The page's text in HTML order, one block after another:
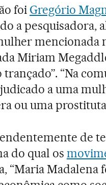
foi Gregório
a pesquisadora,
mencionada
Miriam
trançado”. “Na
a uma
ou uma
de
do qual os
“Maria